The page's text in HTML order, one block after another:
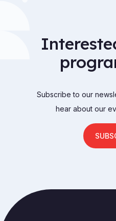
Subscribe to our
hear about our